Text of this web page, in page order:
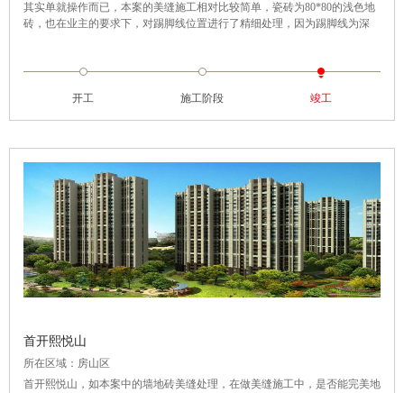
其实单就操作而已，本案的美缝施工相对比较简单，瓷砖为80*80的浅色地
砖，也在业主的要求下，对踢脚线位置进行了精细处理，因为踢脚线为深
量平整，让瓷缝与瓷砖墙面融为一体，更显得优雅。
开工 施工阶段 竣工
首开熙悦山
所在区域：房山区
首开熙悦山，如本案中的墙地砖美缝处理，在做美缝施工中，是否能完美地